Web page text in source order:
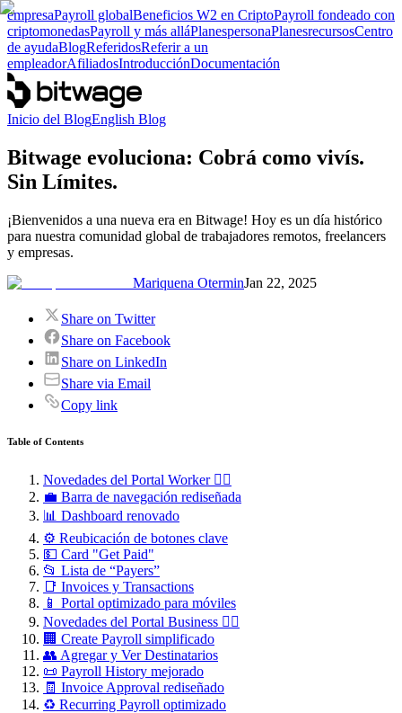
empresaPayroll globalBeneficios W2 en CriptoPayroll fondeado con
criptomonedasPayroll y más alláPlanespersonaPlanesrecursosCentro
de ayudaBlogReferidosReferir a un
empleadorAfiliadosIntroducciónDocumentación
Inicio del BlogEnglish Blog
Bitwage evoluciona: Cobrá como vivís.
Sin Límites.
¡Bienvenidos a una nueva era en Bitwage! Hoy es un día histórico
para nuestra comunidad global de trabajadores remotos, freelancers
y empresas.
Mariquena OterminJan 22, 2025
Share on Twitter
Share on Facebook
Share on LinkedIn
Share via Email
Copy link
Table of Contents
Novedades del Portal Worker 👇🏼
💼 Barra de navegación rediseñada
📊 Dashboard renovado
⚙️ Reubicación de botones clave
💵 Card "Get Paid"
📂 Lista de “Payers”
📑 Invoices y Transactions
📱 Portal optimizado para móviles
Novedades del Portal Business 👇🏼
🏢 Create Payroll simplificado
👥 Agregar y Ver Destinatarios
📜 Payroll History mejorado
🧾 Invoice Approval rediseñado
♻️ Recurring Payroll optimizado